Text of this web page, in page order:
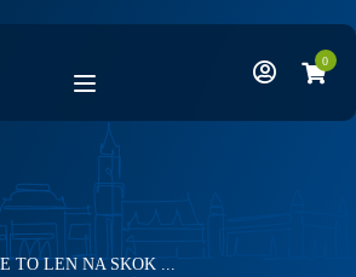
0
TO LEN NA SKOK ...